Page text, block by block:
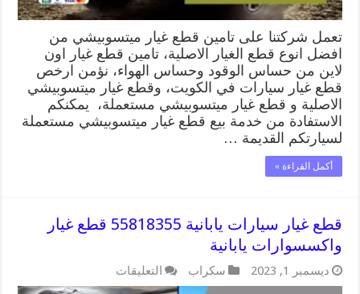
تعمل شركتنا على تامين قطع غيار ميتسوبيشي من
افضل انوع قطع الغيار الاصلية، تامين قطع غيار اون
لاين من حساس الوقود وحساس الهواء، نؤمن ارخص
قطع غيار سيارات في الكويت، وقطع غيار ميتسوبيشي
الاصلية و قطع غيار ميتسوبيشي مستعملة، يمكنكم
الاستفادة من خدمة بيع قطع غيار ميتسوبيشي مستعملة
لسيارتكم القديمة …
أكمل القراءة »
قطع غيار سيارات يابانية 55818355 قطع غيار
واكسسوارات يابانية
ديسمبر 1, 2023 سكراب التعليقات
قطع